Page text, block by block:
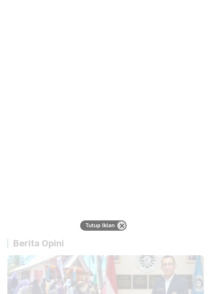
Berita Opini
Tutup Iklan